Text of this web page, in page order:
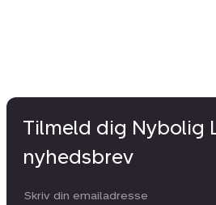
Tilmeld dig Nybolig
nyhedsbrev
Din email: